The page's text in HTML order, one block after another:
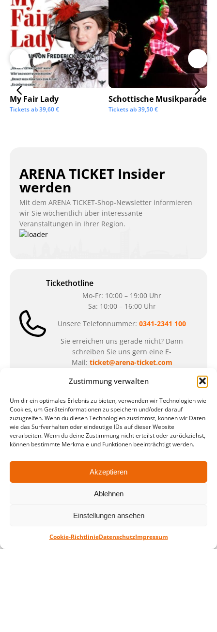
Zustimmung verwalten
Um dir ein optimales Erlebnis zu bieten, verwenden wir Technologien wie
Cookies, um Geräteinformationen zu speichern und/oder darauf
zuzugreifen. Wenn du diesen Technologien zustimmst, können wir Daten
wie das Surfverhalten oder eindeutige IDs auf dieser Website
verarbeiten. Wenn du deine Zustimmung nicht erteilst oder zurückziehst,
können bestimmte Merkmale und Funktionen beeinträchtigt werden.
Akzeptieren
Ablehnen
Einstellungen ansehen
Cookie-RichtlinieDatenschutzImpressum
My Fair Lady
Tickets ab39,60€
Schottische Musikparade
Tickets ab39,50€
ARENA TICKET Insider
werden
Mit dem ARENA TICKET-Shop-Newsletter informieren
wir Sie wöchentlich über interessante
Veranstaltungen in Ihrer Region.
Tickethotline
Mo-Fr: 10:00 – 19:00 Uhr
Sa: 10:00 – 16:00 Uhr
Unsere Telefonnummer: 0341-2341 100
Sie erreichen uns gerade nicht? Dann
schreiben Sie uns gern eine E-
Mail: ticket@arena-ticket.com
unsere Sonderöffnungszeiten im Sommer:
in der Zeit vom 06.07. – 07.08.2026
Montag – Freitag: 10-18 Uhr Samstag:
Standort
QUARTERBACK Immobilien ARENA
Nahverkehr: Straßenbahn Linien 3, 4, 7, 8, 15